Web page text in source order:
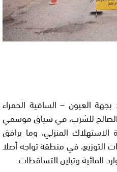
العيون – الساقية الحمراء
الصالح للشرب، في سياق موسمي
المنزلي، وما يرافق
في منطقة تواجه أصلا
المائية وتباين التساقطات.